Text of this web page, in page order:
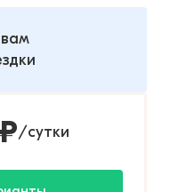
₽/сутки